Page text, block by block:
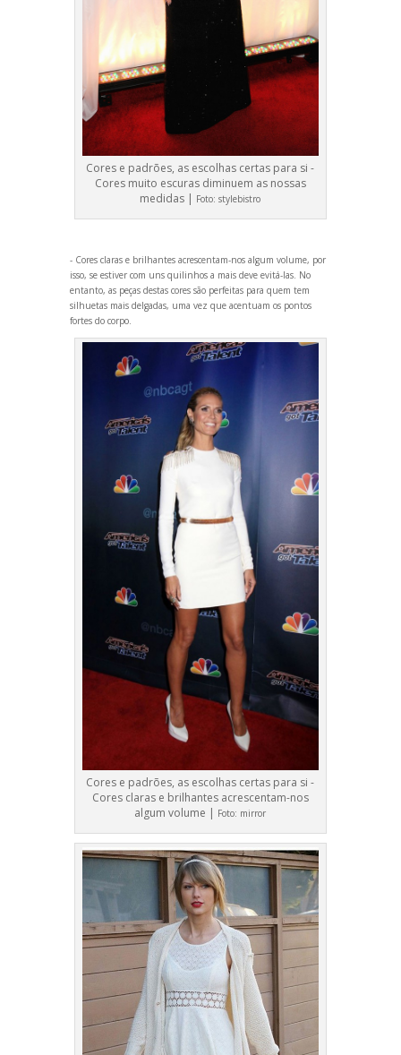
Cores e padrões, as escolhas certas para si -
Cores muito escuras diminuem as nossas
medidas | Foto:stylebistro
- Cores claras e brilhantes acrescentam-nos algum volume, por
isso, se estiver com uns quilinhos a mais deve evitá-las. No
entanto, as peças destas cores são perfeitas para quem tem
silhuetas mais delgadas, uma vez que acentuam os pontos
fortes do corpo.
Cores e padrões, as escolhas certas para si -
Cores claras e brilhantes acrescentam-nos
algum volume | Foto: mirror